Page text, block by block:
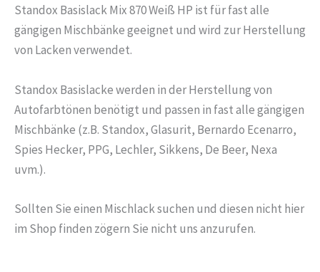
Menge
Standox Basislack Mix 870 Weiß HP ist für fast alle
gängigen Mischbänke geeignet und wird zur Herstellung
von Lacken verwendet.
Standox Basislacke werden in der Herstellung von
Autofarbtönen benötigt und passen in fast alle gängigen
Mischbänke (z.B. Standox, Glasurit, Bernardo Ecenarro,
Spies Hecker, PPG, Lechler, Sikkens, De Beer, Nexa
uvm.).
Sollten Sie einen Mischlack suchen und diesen nicht hier
im Shop finden zögern Sie nicht uns anzurufen.